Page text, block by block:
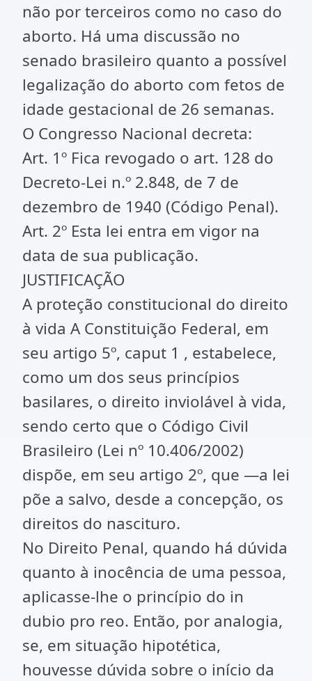
não por terceiros como no caso do
aborto. Há uma discussão no
senado brasileiro quanto a possível
legalização do aborto com fetos de
idade gestacional de 26 semanas.
O Congresso Nacional decreta:
Art. 1º Fica revogado o art. 128 do
Decreto-Lei n.º 2.848, de 7 de
dezembro de 1940 (Código Penal).
Art. 2º Esta lei entra em vigor na
data de sua publicação.
JUSTIFICAÇÃO
A proteção constitucional do direito
à vida A Constituição Federal, em
seu artigo 5º, caput 1 , estabelece,
como um dos seus princípios
basilares, o direito inviolável à vida,
sendo certo que o Código Civil
Brasileiro (Lei nº 10.406/2002)
dispõe, em seu artigo 2º, que ―a lei
põe a salvo, desde a concepção, os
direitos do nascituro.
No Direito Penal, quando há dúvida
quanto à inocência de uma pessoa,
aplicasse-lhe o princípio do in
dubio pro reo. Então, por analogia,
se, em situação hipotética,
houvesse dúvida sobre o início da